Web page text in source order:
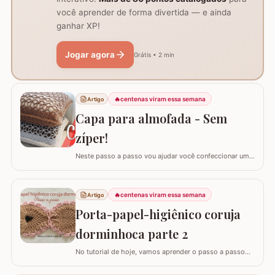
você aprender de forma divertida — e ainda
ganhar XP!
Jogar agora Grátis • 2 min
Artigo 🔥centenas viram essa semana
Capa para almofada - Sem
zíper!
Neste passo a passo vou ajudar você confeccionar uma
fechar. Ela é toda feita apenas em crochê mas, não
vamos abrir mão da praticidade de tirar a capa quando
precisar lavar. Utilizei o fio Barroco Maxcolor nº6 da
Círculo Produtos. Fio 100%…
Artigo 🔥centenas viram essa semana
Porta-papel-higiênico coruja
dorminhoca parte 2
No tutorial de hoje, vamos aprender o passo a passo